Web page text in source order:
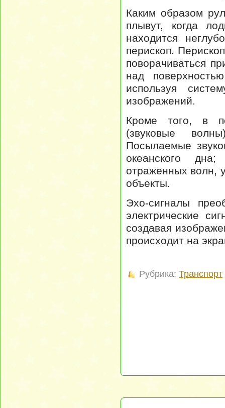
Каким образом
плывут, когда
находится
перископ.
поворачиваться
над
используя
изображений.
Кроме того, в
(звуковые
Посылаемые
океанского
отраженных волн,
объекты.
Эхо-сигналы
электрические
создавая
происходит на
Рубрика: Транспорт